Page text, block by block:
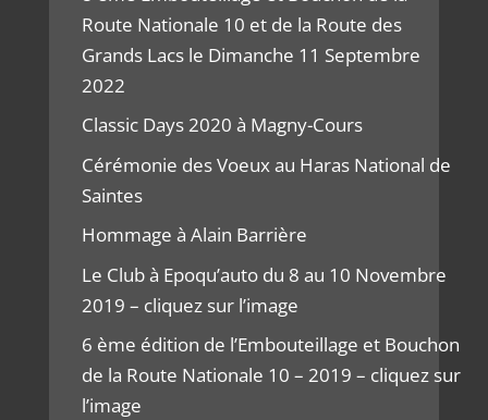
Route Nationale 10 et de la Route des
Grands Lacs le Dimanche 11 Septembre
2022
Classic Days 2020 à Magny-Cours
Cérémonie des Voeux au Haras National de
Saintes
Hommage à Alain Barrière
Le Club à Epoqu’auto du 8 au 10 Novembre
2019 – cliquez sur l’image
6 ème édition de l’Embouteillage et Bouchon
de la Route Nationale 10 – 2019 – cliquez sur
l’image